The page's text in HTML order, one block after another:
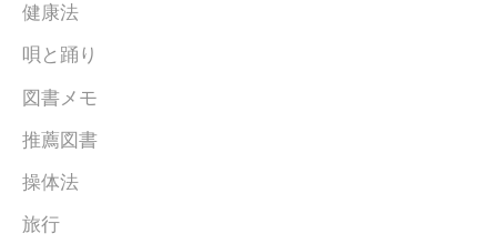
健康法
唄と踊り
図書メモ
推薦図書
操体法
旅行